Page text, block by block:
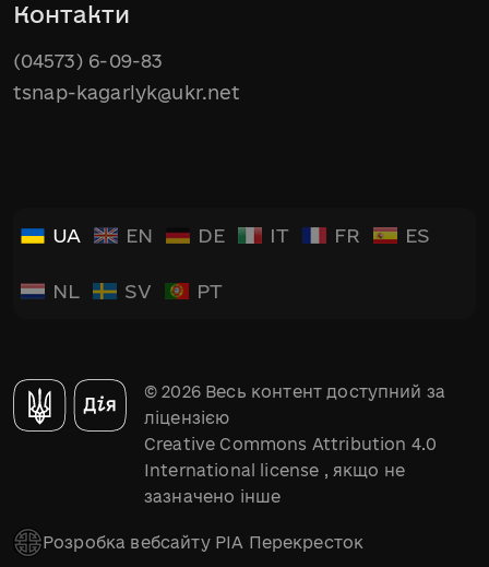
Контакти
(04573) 6-09-83
tsnap-kagarlyk@ukr.net
UA EN DE IT FR ES
NL SV PT
© 2026 Весь контент доступний за
ліцензією
Creative Commons Attribution 4.0
International license , якщо не
зазначено інше
Розробка вебсайту РІА Перекресток